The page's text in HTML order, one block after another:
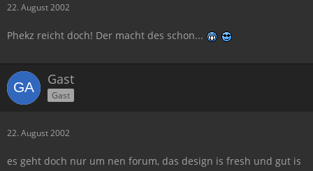
22. August 2002
Phekz reicht doch! Der macht des schon...
Gast
Gast
22. August 2002
es geht doch nur um nen forum, das design is fresh und gut is